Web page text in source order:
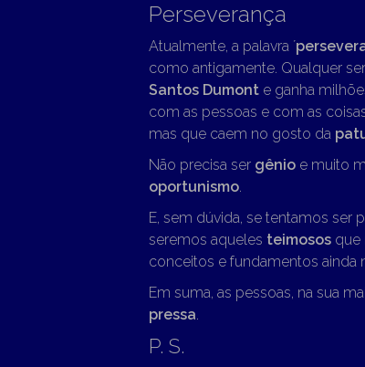
Perseverança
Atualmente, a palavra ´
como antigamente. Qualquer
Santos Dumonte ganha
com as pessoas e com as
mas que caem no gosto da
Não precisa ser gênioe muito
oportunismo.
E, sem dúvida, se tentamos ser
seremos aqueles teimososque
conceitos e fundamentos ainda
Em suma, as pessoas, na sua
pressa.
P. S.